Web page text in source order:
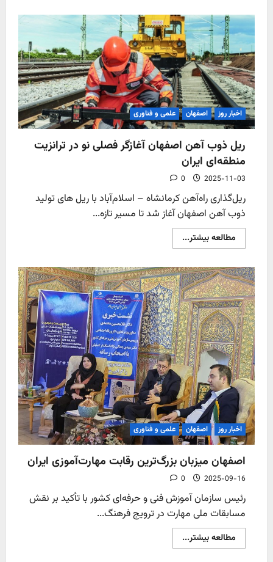
اصفهان،
نیروی
پیشران
توسعه
مترو
اسلام‌شهر
اخبار روز اصفهان علمی و فناوری
ریل ذوب آهن اصفهان آغازگر فصلی نو در ترانزیت
منطقه‌ای ایران
2025-11-03
0
ریل‌گذاری راه‌آهن کرمانشاه – اسلام‌آباد با ریل های تولید
ذوب آهن اصفهان آغاز شد تا مسیر تازه...
مطالعه بیشتر...
more
ذوب
آهن
اصفهان
آغازگر
فصلی
نو
در
ترانزیت
منطقه‌ای
ایران
اخبار روز اصفهان علمی و فناوری
اصفهان میزبان بزرگ‌ترین رقابت مهارت‌آموزی ایران
2025-09-16
0
رئیس سازمان آموزش فنی و حرفه‌ای کشور با تأکید بر نقش
مسابقات ملی مهارت در ترویج فرهنگ...
مطالعه بیشتر...
more